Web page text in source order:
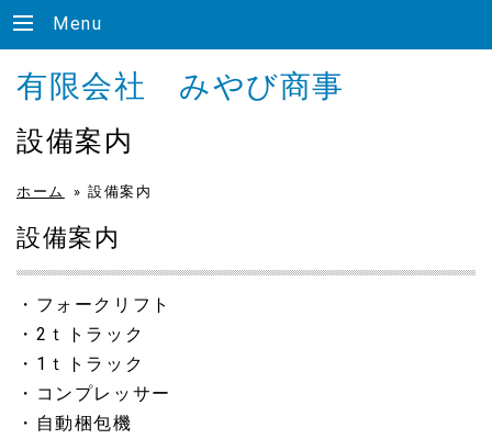
Menu
有限会社 みやび商事
設備案内
ホーム » 設備案内
設備案内
・フォークリフト
・2ｔトラック
・1ｔトラック
・コンプレッサー
・自動梱包機